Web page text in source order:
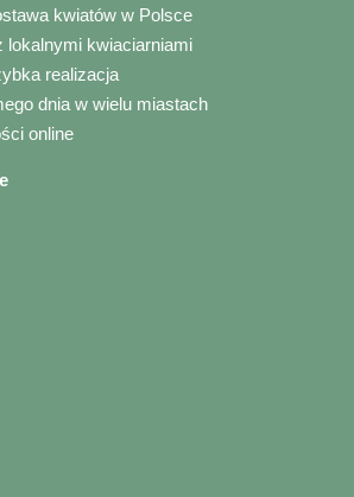
kwiatów w Polsce
lokalnymi kwiaciarniami
realizacja
dnia w wielu miastach
online